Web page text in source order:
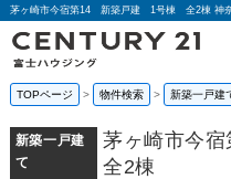
TOPページ 物件検索 新築一戸建
新築一戸建
て
茅ヶ崎市今
全2棟